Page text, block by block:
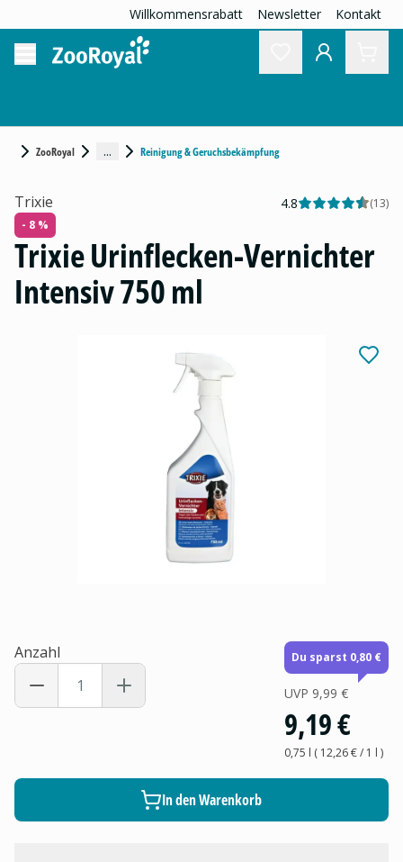
Willkommensrabatt Newsletter Kontakt
ZooRoyal ... Reinigung & Geruchsbekämpfung
Trixie 4.8 (13)
- 8 %
Trixie Urinflecken-Vernichter
Intensiv 750 ml
Anzahl Du sparst 0,80 €
UVP 9,99 €
9,19 €
0,75 l ( 12,26 €/ 1 l )
In den Warenkorb